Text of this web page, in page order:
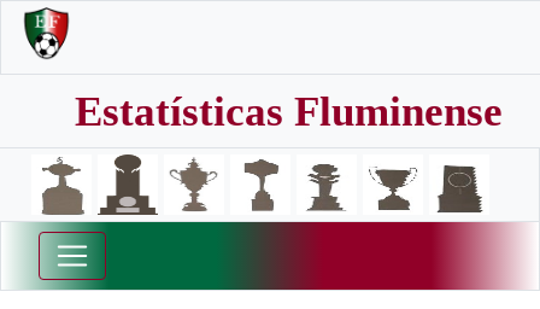
Estatísticas Fluminense